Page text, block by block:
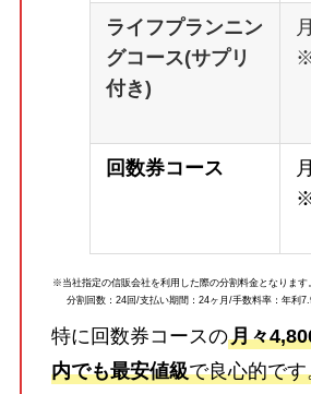
ライフプランニン
グコース(サプリ
付き)
回数券コース
※当社指定の信販会社を利用した際の分割料金となります
分割回数：24回/支払い期間：24ヶ月/手数料率：年利
特に回数券コースの月々
内でも最安値級で良心的です